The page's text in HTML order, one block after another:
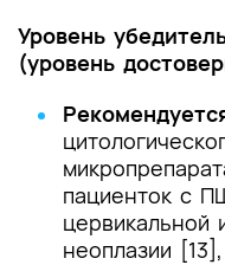
Уровень
(уровень
пациенток с
цервикальной
неоплазии